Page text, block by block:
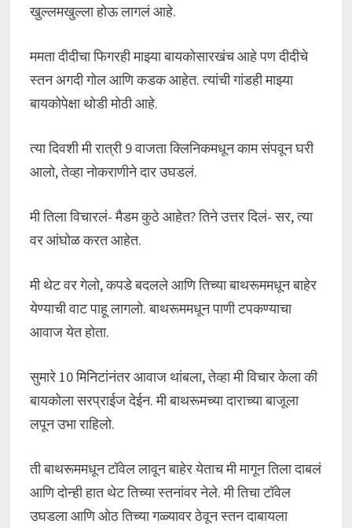
खुल्लमखुल्ला होऊ लागलं आहे.
ममता दीदीचा फिगरही माझ्या बायकोसारखंच आहे पण दीदीचे
स्तन अगदी गोल आणि कडक आहेत. त्यांची गांडही माझ्या
बायकोपेक्षा थोडी मोठी आहे.
त्या दिवशी मी रात्री 9 वाजता क्लिनिकमधून काम संपवून घरी
आलो, तेव्हा नोकराणीने दार उघडलं.
मी तिला विचारलं- मैडम कुठे आहेत? तिने उत्तर दिलं- सर, त्या
वर आंघोळ करत आहेत.
मी थेट वर गेलो, कपडे बदलले आणि तिच्या बाथरूममधून बाहेर
येण्याची वाट पाहू लागलो. बाथरूममधून पाणी टपकण्याचा
आवाज येत होता.
सुमारे 10 मिनिटांनंतर आवाज थांबला, तेव्हा मी विचार केला की
बायकोला सरप्राईज देईन. मी बाथरूमच्या दाराच्या बाजूला
लपून उभा राहिलो.
ती बाथरूममधून टॉवेल लावून बाहेर येताच मी मागून तिला दाबलं
आणि दोन्ही हात थेट तिच्या स्तनांवर नेले. मी तिचा टॉवेल
उघडला आणि ओठ तिच्या गळ्यावर ठेवून स्तन दाबायला